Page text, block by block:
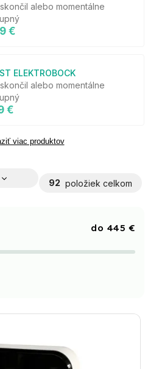
alebo momentálne
€
ELEKTROBOCK
alebo momentálne
€
viac produktov
92 položiek celkom
445 €